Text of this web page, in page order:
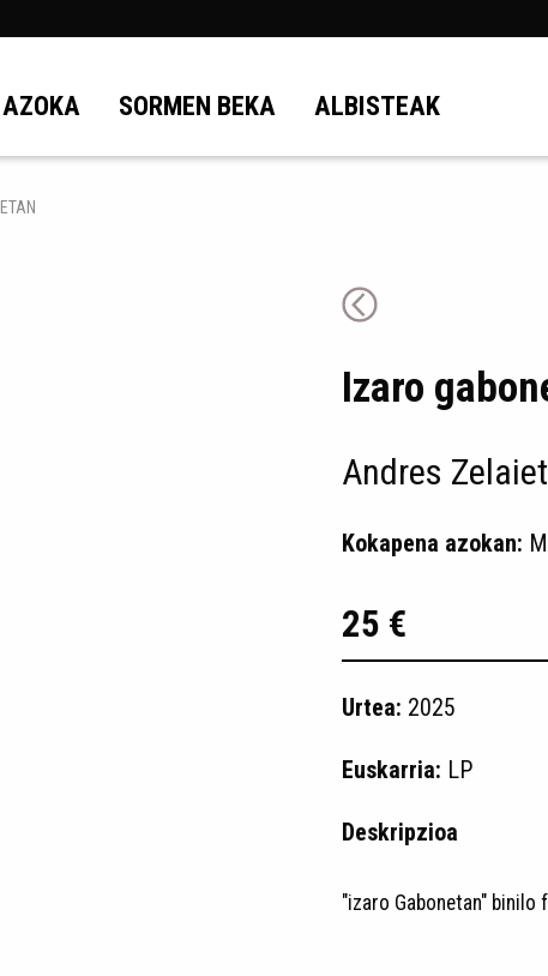
AZOKA SORMEN BEKA ALBISTEAK
Izaro
Andres
Kokapena azokan:
25 €
Urtea: 2025
Euskarria: LP
Deskripzioa
"izaro Gabonetan"